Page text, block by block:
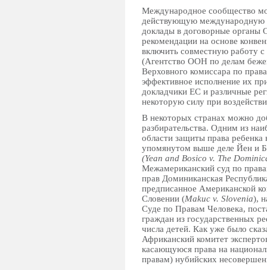
Международное сообщество
действующую международную
доклады в договорные
рекомендации на основе
включить совместную
(Агентство ООН по делам
Верховного комиссара по
эффективное исполнение их
докладчики ЕС и различные
некоторую силу при
В некоторых странах можно
разбирательства. Одним из
области защиты права
упомянутом выше деле Йен и
(Yean and Bosico v. The
Межамериканский суд по
прав Доминиканская
предписанное Американской
Словении (Makuc v. Slovenia),
Суде по Правам Человека,
граждан из государственных
числа детей. Как уже было
Африканский комитет
касающуюся права на
правам) нубийских